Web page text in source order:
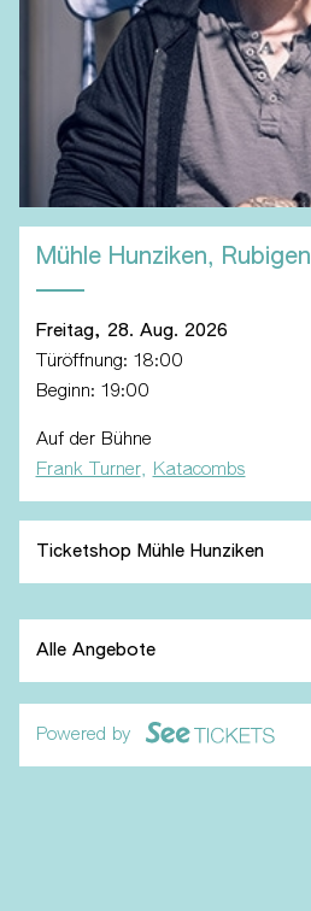
Mühle Hunziken, Rubigen
Freitag, 28. Aug. 2026
Türöffnung: 18:00
Beginn: 19:00
Auf der Bühne
Frank Turner
Katacombs
Ticketshop Mühle Hunziken
Alle Angebote
Powered by